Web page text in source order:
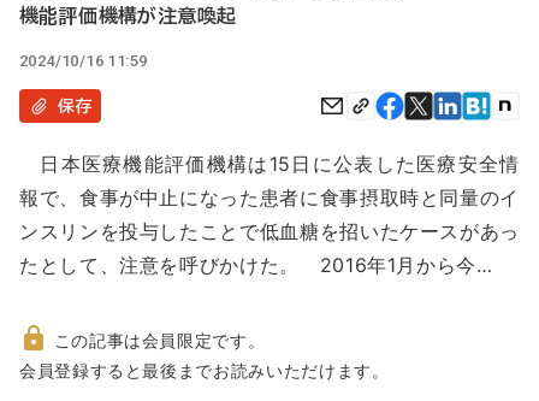
テ
ツ
に
動
機能評価機構が注意喚起
2024/10/16 11:59
保存
日本医療機能評価機構は15日に公表した医療安全情
報で、食事が中止になった患者に食事摂取時と同量のイ
ンスリンを投与したことで低血糖を招いたケースがあっ
たとして、注意を呼びかけた。 2016年1月から今…
非
この記事は会員限定です。
会員登録すると最後までお読みいただけます。